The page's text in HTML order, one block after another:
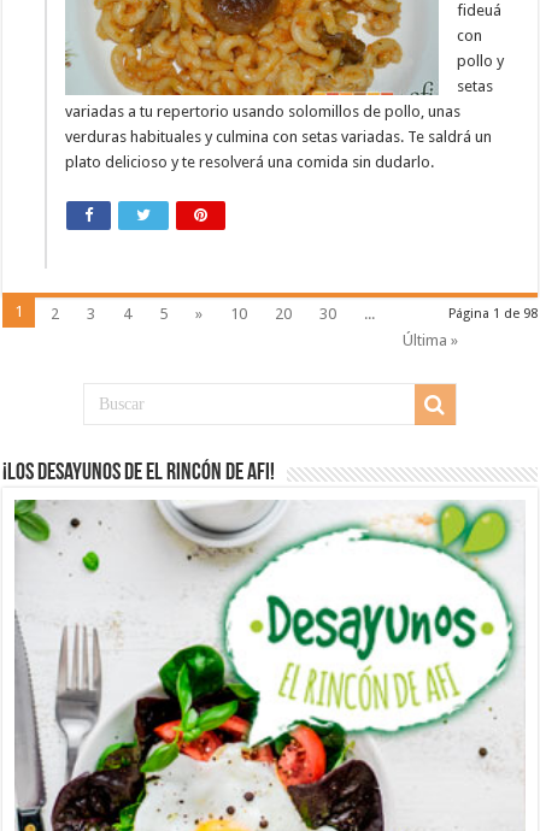
fideuá
con
pollo y
setas
variadas a tu repertorio usando solomillos de pollo, unas
verduras habituales y culmina con setas variadas. Te saldrá un
plato delicioso y te resolverá una comida sin dudarlo.
Página 1 de 98
1 2 3 4 5 » 10 20 30
...
Última »
¡Los desayunos de El Rincón de Afi!